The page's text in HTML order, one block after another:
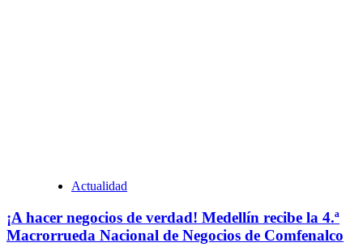
Actualidad
¡A hacer negocios de verdad! Medellín recibe la 4.ª
Macrorrueda Nacional de Negocios de Comfenalco